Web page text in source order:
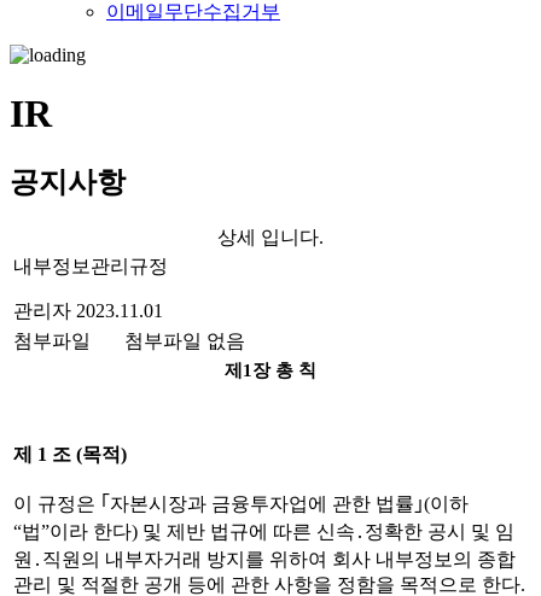
이메일무단수집거부
IR
공지사항
상세 입니다.
내부정보관리규정
관리자 2023.11.01
첨부파일
첨부파일 없음
제 1 장 총 칙
제 1 조 (목적)
이 규정은 ｢ 자본시장과 금융투자업에 관한 법률 ｣(이하
“법”이라 한다) 및 제반 법규에 따른 신속 ․ 정확한 공시 및 임
원 ․ 직원의 내부자거래 방지를 위하여 회사 내부정보의 종합
관리 및 적절한 공개 등에 관한 사항을 정함을 목적으로 한다.